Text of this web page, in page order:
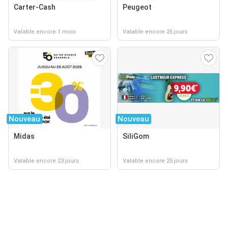
Carter-Cash
Valable encore 1 mois
Peugeot
Valable encore 25 jours
Nouveau
Midas
Valable encore 23 jours
Nouveau
SiliGom
Valable encore 25 jours